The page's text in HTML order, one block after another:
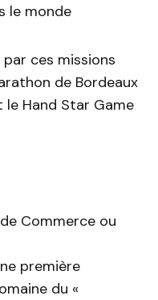
le monde
ces missions
de Bordeaux
Hand Star Game
Commerce ou
première
du «